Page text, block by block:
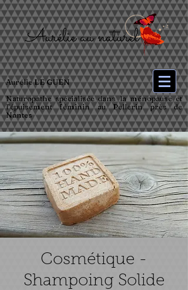
Aurélie LE GUEN
Naturopathe spécialisée dans la ménopause et
l’épuisement féminin au Pellerin près de
Nantes
Cosmétique -
Shampoing Solide